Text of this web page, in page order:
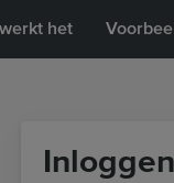
het
Inloggen